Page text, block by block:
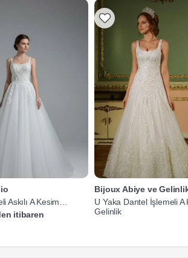
Askılı A Kesim
itibaren
Bijoux Abiye ve
U Yaka Dantel İşlemeli A
Gelinlik